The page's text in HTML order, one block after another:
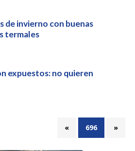
de invierno con buenas
termales
expuestos: no quieren
« 696 »